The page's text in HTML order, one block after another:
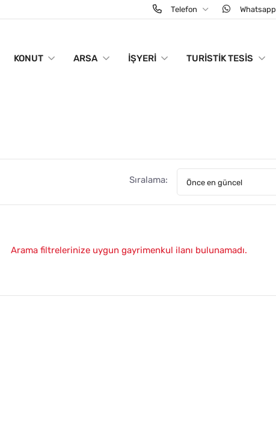
Telefon Whatsapp
KONUT ARSA İŞYERI TURISTIK TESIS
Sıralama: Önce en güncel
Arama filtrelerinize uygun gayrimenkul ilanı bulunamadı.